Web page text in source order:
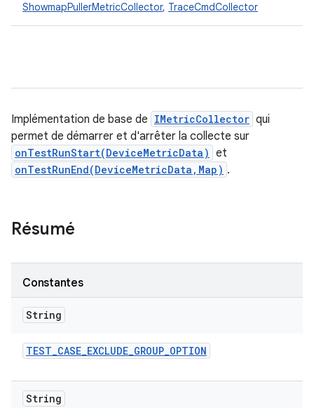
ShowmapPullerMetricCollector, TraceCmdCollector
Implémentation de base de IMetricCollector qui
permet de démarrer et d'arrêter la collecte sur
onTestRunStart(DeviceMetricData) et
onTestRunEnd(DeviceMetricData,Map) .
Résumé
Constantes
String
TEST_CASE_EXCLUDE_GROUP_OPTION
String